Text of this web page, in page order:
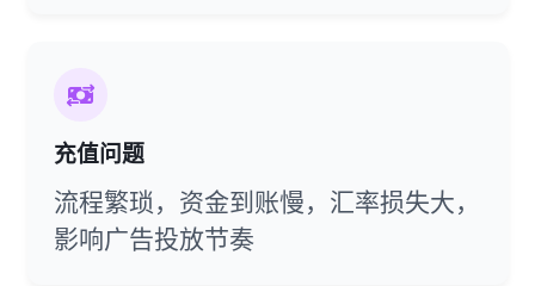
充值问题
流程繁琐，资金到账慢，汇率损失大，
影响广告投放节奏